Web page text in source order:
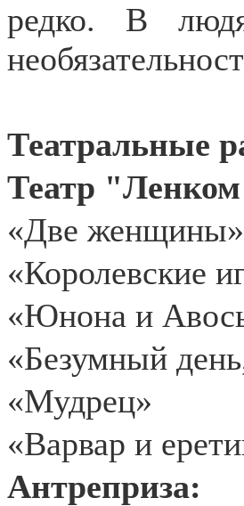
редко. В
Театральные
Театр
«Две женщины»
«Королевские
«Юнона и
«Безумный
«Мудрец»
«Варвар и
Антреприза: